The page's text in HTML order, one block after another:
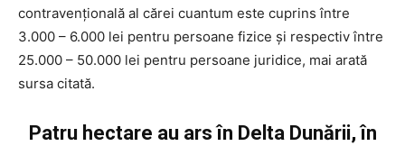
contravenţională al cărei cuantum este cuprins între
3.000 – 6.000 lei pentru persoane fizice şi respectiv între
25.000 – 50.000 lei pentru persoane juridice, mai arată
sursa citată.
Patru hectare au ars în Delta Dunării, în